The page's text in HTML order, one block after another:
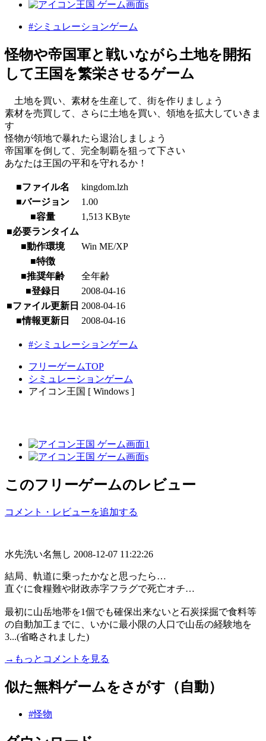
#シミュレーションゲーム
怪物や帝国軍と戦いながら土地を開拓
して王国を繁栄させるゲーム
土地を買い、素材を生産して、街を作りましょう
素材を売買して、さらに土地を買い、領地を拡大していきま
す
怪物が領地で暴れたら退治しましょう
帝国軍を倒して、完全制覇を狙って下さい
あなたは王国の平和を守れるか！
■ファイル名
kingdom.lzh
■バージョン
1.00
■容量
1,513 KByte
■必要ランタイム
■動作環境
Win ME/XP
■特徴
■推奨年齢
全年齢
■登録日
2008-04-16
■ファイル更新日 2008-04-16
■情報更新日
2008-04-16
#シミュレーションゲーム
フリーゲームTOP
シミュレーションゲーム
アイコン王国 [ Windows ]
このフリーゲームのレビュー
コメント・レビューを追加する
水先洗い名無し 2008-12-07 11:22:26
結局、軌道に乗ったかなと思ったら…
直ぐに食糧難や財政赤字フラグで死亡オチ…
最初に山岳地帯を1個でも確保出来ないと石炭採掘で食料等
の自動加工までに、いかに最小限の人口で山岳の経験地を
3...(省略されました)
→もっとコメントを見る
似た無料ゲームをさがす（自動）
#怪物